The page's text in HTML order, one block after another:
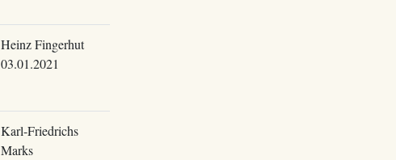
Heinz Fingerhut
03.01.2021
Karl-Friedrichs
Marks